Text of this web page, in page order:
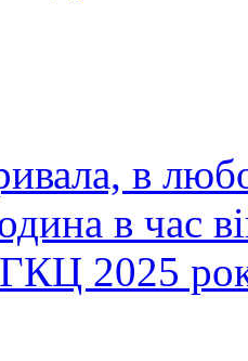
в
в час
2025